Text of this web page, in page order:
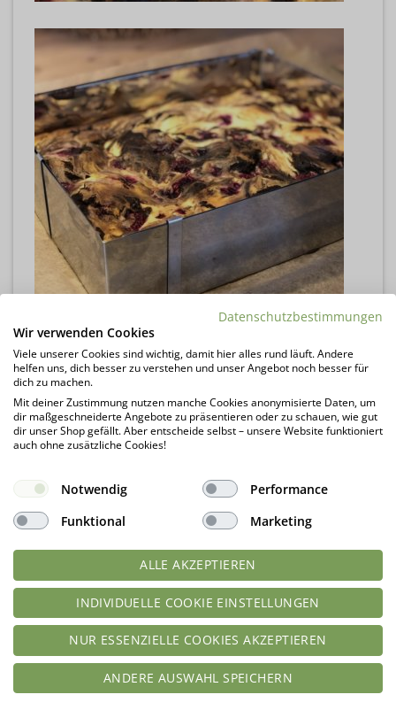
Datenschutzbestimmungen
Wir verwenden Cookies
Viele unserer Cookies sind wichtig, damit hier alles rund läuft. Andere
helfen uns, dich besser zu verstehen und unser Angebot noch besser für
dich zu machen.
Mit deiner Zustimmung nutzen manche Cookies anonymisierte Daten, um
dir maßgeschneiderte Angebote zu präsentieren oder zu schauen, wie gut
dir unser Shop gefällt. Aber entscheide selbst – unsere Website funktioniert
auch ohne zusätzliche Cookies!
Notwendig
Performance
Funktional
Marketing
ALLE AKZEPTIEREN
INDIVIDUELLE COOKIE EINSTELLUNGEN
NUR ESSENZIELLE COOKIES AKZEPTIEREN
ANDERE AUSWAHL SPEICHERN